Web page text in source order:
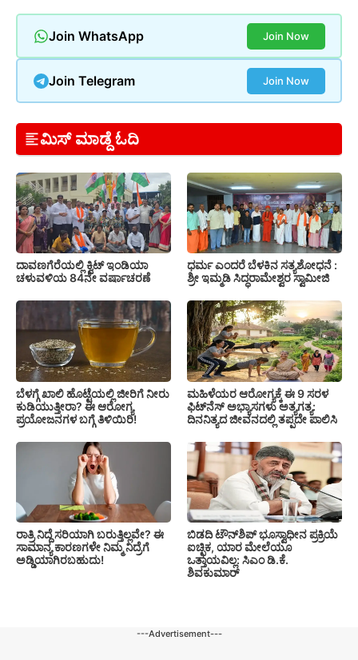
Join WhatsApp Join Now
Join Telegram Join Now
ಮಿಸ್ ಮಾಡ್ದೆ ಓದಿ
ದಾವಣಗೆರೆಯಲ್ಲಿ ಕ್ವಿಟ್ ಇಂಡಿಯಾ
ಚಳುವಳಿಯ 84ನೇ ವರ್ಷಾಚರಣೆ
ಧರ್ಮ ಎಂದರೆ ಬೆಳಕಿನ ಸತ್ಯಶೋಧನೆ :
ಶ್ರೀ ಇಮ್ಮಡಿ ಸಿದ್ಧರಾಮೇಶ್ವರ ಸ್ವಾಮೀಜಿ
ಬೆಳಗ್ಗೆ ಖಾಲಿ ಹೊಟ್ಟೆಯಲ್ಲಿ ಜೀರಿಗೆ ನೀರು
ಕುಡಿಯುತ್ತೀರಾ? ಈ ಆರೋಗ್ಯ
ಪ್ರಯೋಜನಗಳ ಬಗ್ಗೆ ತಿಳಿಯಿರಿ!
ಮಹಿಳೆಯರ ಆರೋಗ್ಯಕ್ಕೆ ಈ 9 ಸರಳ
ಫಿಟ್‌ನೆಸ್‌ ಅಭ್ಯಾಸಗಳು ಅತ್ಯಗತ್ಯ:
ದಿನನಿತ್ಯದ ಜೀವನದಲ್ಲಿ ತಪ್ಪದೇ ಪಾಲಿಸಿ
ರಾತ್ರಿ ನಿದ್ದೆ ಸರಿಯಾಗಿ ಬರುತ್ತಿಲ್ಲವೇ? ಈ
ಸಾಮಾನ್ಯ ಕಾರಣಗಳೇ ನಿಮ್ಮ ನಿದ್ರೆಗೆ
ಅಡ್ಡಿಯಾಗಿರಬಹುದು!
ಬಿಡದಿ ಟೌನ್‌ಶಿಪ್‌ ಭೂಸ್ವಾಧೀನ ಪ್ರಕ್ರಿಯೆ
ಐಚ್ಛಿಕ, ಯಾರ ಮೇಲೆಯೂ
ಒತ್ತಾಯವಿಲ್ಲ: ಸಿಎಂ ಡಿ.ಕೆ.
ಶಿವಕುಮಾರ್
---Advertisement---